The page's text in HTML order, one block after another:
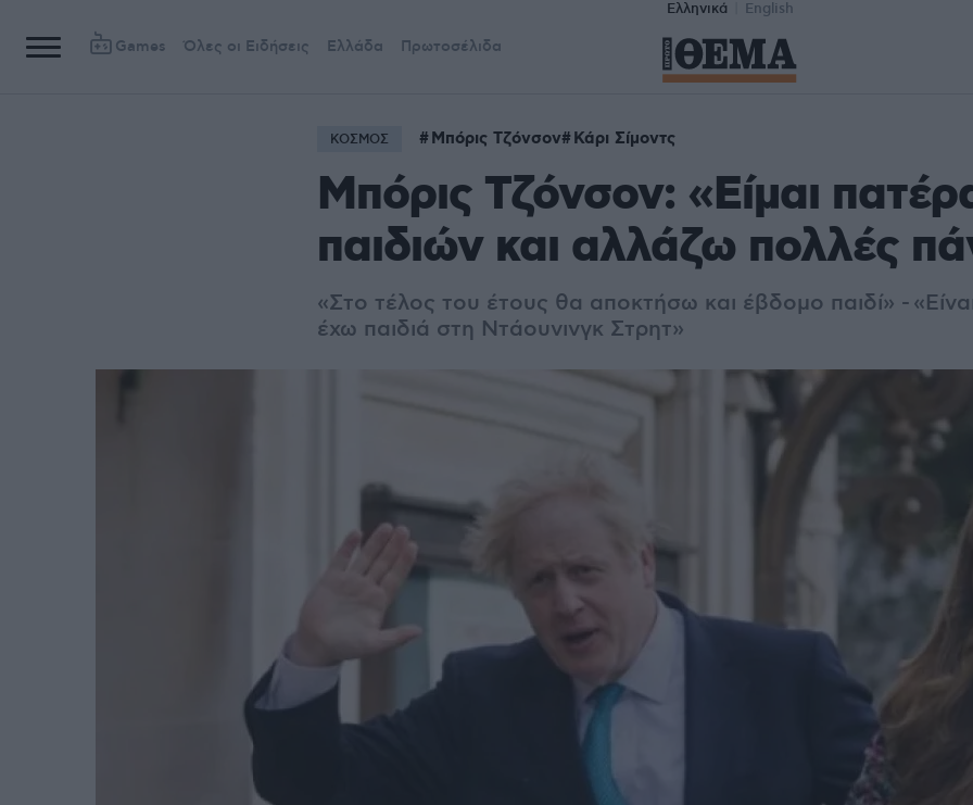
Ελληνικά English
Games Όλες οι Ειδήσεις Ελλάδα Πρωτοσέλιδα
ΚΟΣΜΟΣ Μπόρις Τζόνσον Κάρι Σίμοντς
Μπόρις Τζόνσον: «Είμαι
παιδιών και αλλάζω πολλές
«Στο τέλος του έτους θα αποκτήσω και έβδομο παιδί» -
έχω παιδιά στη Ντάουνινγκ Στρητ»